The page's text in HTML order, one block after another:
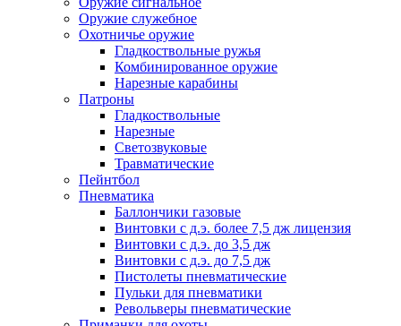
Оружие служебное
Охотничье оружие
Гладкоствольные ружья
Комбинированное оружие
Нарезные карабины
Патроны
Гладкоствольные
Нарезные
Светозвуковые
Травматические
Пейнтбол
Пневматика
Баллончики газовые
Винтовки с д.э. более 7,5 дж лицензия
Винтовки с д.э. до 3,5 дж
Винтовки с д.э. до 7,5 дж
Пистолеты пневматические
Пульки для пневматики
Револьверы пневматические